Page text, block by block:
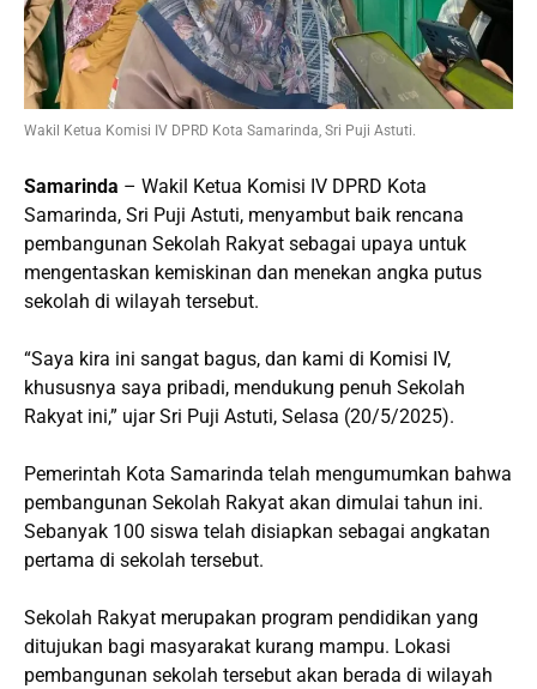
Wakil Ketua Komisi IV DPRD Kota Samarinda, Sri Puji Astuti.
Samarinda – Wakil Ketua Komisi IV DPRD Kota
Samarinda, Sri Puji Astuti, menyambut baik rencana
pembangunan Sekolah Rakyat sebagai upaya untuk
mengentaskan kemiskinan dan menekan angka putus
sekolah di wilayah tersebut.
“Saya kira ini sangat bagus, dan kami di Komisi IV,
khususnya saya pribadi, mendukung penuh Sekolah
Rakyat ini,” ujar Sri Puji Astuti, Selasa (20/5/2025).
Pemerintah Kota Samarinda telah mengumumkan bahwa
pembangunan Sekolah Rakyat akan dimulai tahun ini.
Sebanyak 100 siswa telah disiapkan sebagai angkatan
pertama di sekolah tersebut.
Sekolah Rakyat merupakan program pendidikan yang
ditujukan bagi masyarakat kurang mampu. Lokasi
pembangunan sekolah tersebut akan berada di wilayah